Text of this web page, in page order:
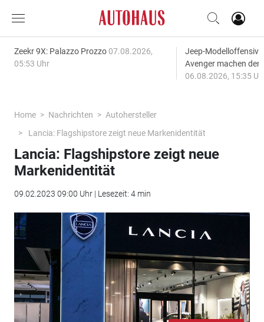
Zeekr 9X: Palazzo Prozzo 07.08.2026,
05:53 Uhr
Jeep-
Avenger machen
06.08.2026, 15:35
Home Nachrichten
Autohersteller
Lancia: Flagshipstore zeigt neue Markenidentität
Lancia: Flagshipstore zeigt neue
Markenidentität
09.02.2023 09:00 Uhr | Lesezeit: 4 min